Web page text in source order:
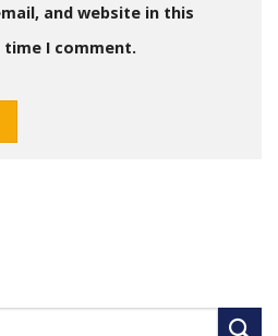
and website in this
I comment.